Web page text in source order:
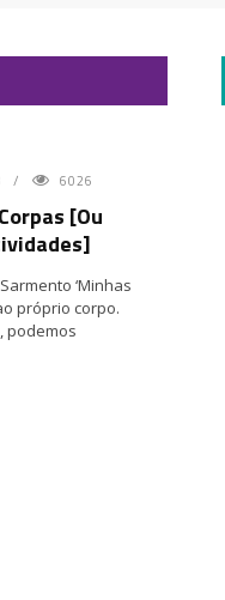
6026
[Ou
‘Minhas
próprio corpo.
podemos